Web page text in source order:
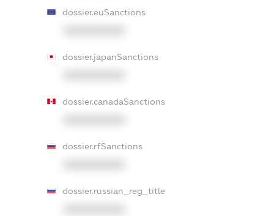
dossier.euSanctions
dossier.japanSanctions
dossier.canadaSanctions
dossier.rfSanctions
dossier.russian_reg_title